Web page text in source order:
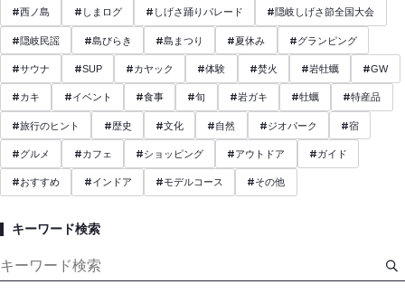
#西ノ島 # しまログ # しげさ踊りパレード #隠岐しげさ節全国大会
#隠岐民謡 #島びらき #島まつり #夏休み #グランピング
#サウナ #SUP #カヤック #体験 #焚火 #岩牡蠣 #GW
#カキ #イベント #食事 #旬 #岩ガキ #牡蠣 #特産品
#旅行のヒント #歴史 #文化 #自然 #ジオパーク #宿
#グルメ #カフェ #ショッピング #アウトドア #ガイド
#おすすめ #インドア #モデルコース #その他
キーワード検索